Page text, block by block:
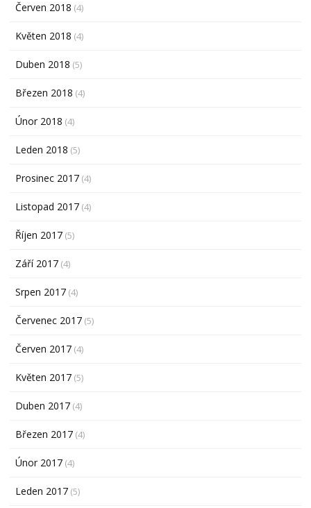
Červen 2018 (4)
Květen 2018 (4)
Duben 2018 (5)
Březen 2018 (4)
Únor 2018 (4)
Leden 2018 (5)
Prosinec 2017 (4)
Listopad 2017 (4)
Říjen 2017 (5)
Září 2017 (4)
Srpen 2017 (4)
Červenec 2017 (5)
Červen 2017 (4)
Květen 2017 (5)
Duben 2017 (4)
Březen 2017 (4)
Únor 2017 (4)
Leden 2017 (5)